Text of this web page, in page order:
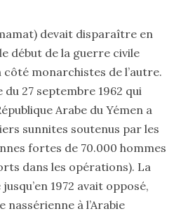
devait disparaître en
début de la guerre civile
côté monarchistes de l’autre.
27 septembre 1962 qui
Arabe du Yémen a
sunnites soutenus par les
fortes de 70.000 hommes
dans les opérations). La
1972 avait opposé,
nassérienne à l’Arabie